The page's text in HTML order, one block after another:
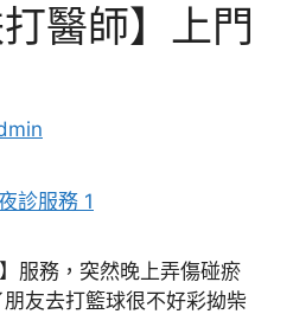
醫師】上門
服務，突然晚上弄傷碰瘀
友去打籃球很不好彩拗柴